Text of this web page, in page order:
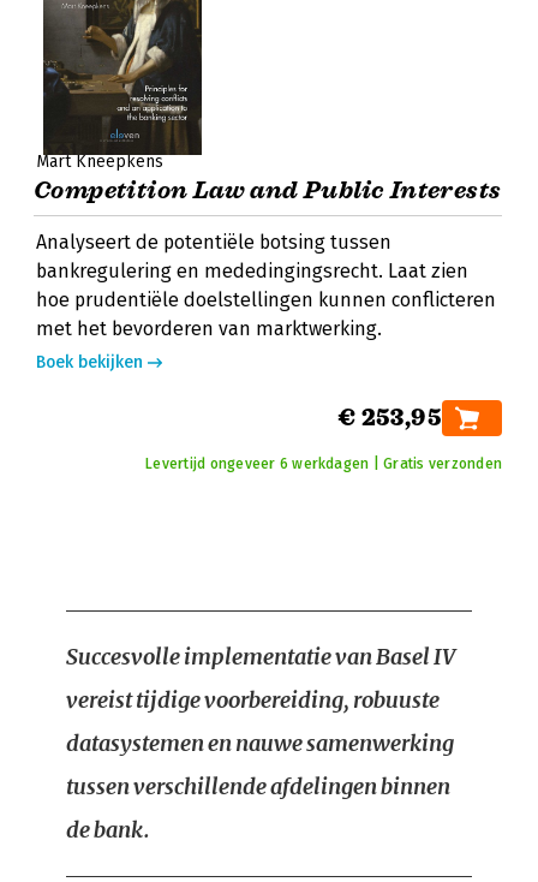
Mart Kneepkens
Competition Law and Public Interests
Analyseert de potentiële botsing tussen
bankregulering en mededingingsrecht. Laat zien
hoe prudentiële doelstellingen kunnen conflicteren
met het bevorderen van marktwerking.
Boek bekijken
€ 253,95
Levertijd ongeveer 6 werkdagen | Gratis verzonden
Succesvolle implementatie van Basel IV
vereist tijdige voorbereiding, robuuste
datasystemen en nauwe samenwerking
tussen verschillende afdelingen binnen
de bank.